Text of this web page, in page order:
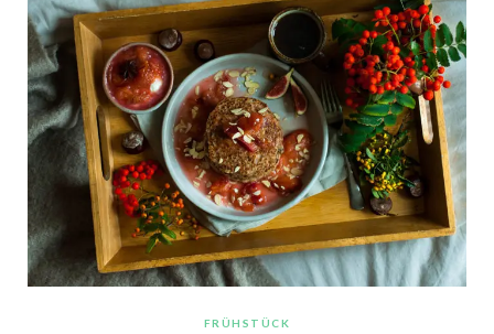
FRÜHSTÜCK